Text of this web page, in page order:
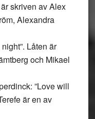
skriven av Alex
Alexandra
Låten är
och Mikael
”Love will
är en av